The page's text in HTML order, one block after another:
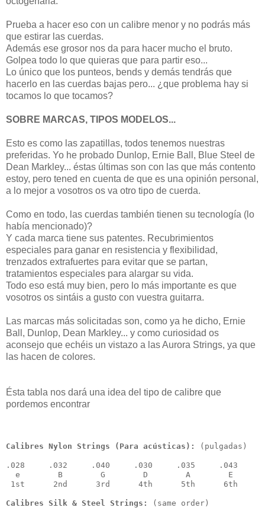
Prueba a hacer eso con un calibre menor y no podrás más
que estirar las cuerdas.
Además ese grosor nos da para hacer mucho el bruto.
Golpea todo lo que quieras que para partir eso...
Lo único que los punteos, bends y demás tendrás que
hacerlo en las cuerdas bajas pero... ¿que problema hay si
tocamos lo que tocamos?
SOBRE MARCAS, TIPOS MODELOS...
Esto es como las zapatillas, todos tenemos nuestras
preferidas. Yo he probado Dunlop, Ernie Ball, Blue Steel de
Dean Markley... éstas últimas son con las que más contento
estoy, pero tened en cuenta de que es una opinión personal,
a lo mejor a vosotros os va otro tipo de cuerda.
Como en todo, las cuerdas también tienen su tecnología (lo
había mencionado)?
Y cada marca tiene sus patentes. Recubrimientos
especiales para ganar en resistencia y flexibilidad,
trenzados extrafuertes para evitar que se partan,
tratamientos especiales para alargar su vida.
Todo eso está muy bien, pero lo más importante es que
vosotros os sintáis a gusto con vuestra guitarra.
Las marcas más solicitadas son, como ya he dicho, Ernie
Ball, Dunlop, Dean Markley... y como curiosidad os
aconsejo que echéis un vistazo a las Aurora Strings, ya que
las hacen de colores.
Ésta tabla nos dará una idea del tipo de calibre que
pordemos encontrar
Calibres Nylon Strings (Para acústicas): (pulgadas)
.028     .032     .040     .030     .035     .043
  e        B        G        D        A        E
1st      2nd      3rd      4th      5th      6th
Calibres Silk & Steel Strings: (same order)